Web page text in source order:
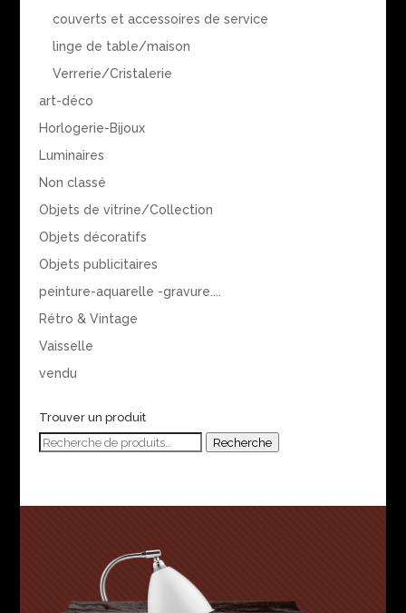
couverts et accessoires de service
linge de table/maison
Verrerie/Cristalerie
art-déco
Horlogerie-Bijoux
Luminaires
Non classé
Objets de vitrine/Collection
Objets décoratifs
Objets publicitaires
peinture-aquarelle -gravure....
Rétro & Vintage
Vaisselle
vendu
Trouver un produit
Recherche
Recherche